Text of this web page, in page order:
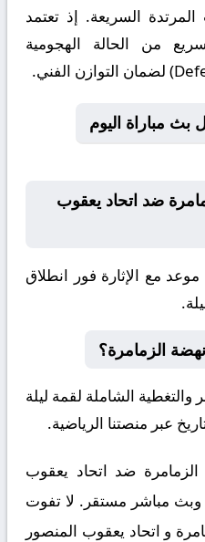
السريعة. إذ تعتمد
من الحالة الهجومية
مباراة اليوم
ضد اتحاد يعقوب
مع الإثارة فور انطلاق
نهضة الزمامرة؟
والتغطية الشاملة لقمة ليلة
عبر منصتنا الرياضية.
ضد اتحاد يعقوب
مباشر مستقر. لا تفوت
و اتحاد يعقوب المنصور